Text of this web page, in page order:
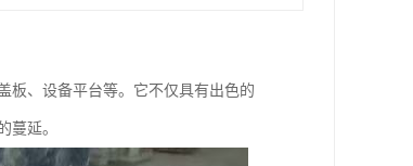
板、设备平台等。它不仅具有出色的
蔓延。